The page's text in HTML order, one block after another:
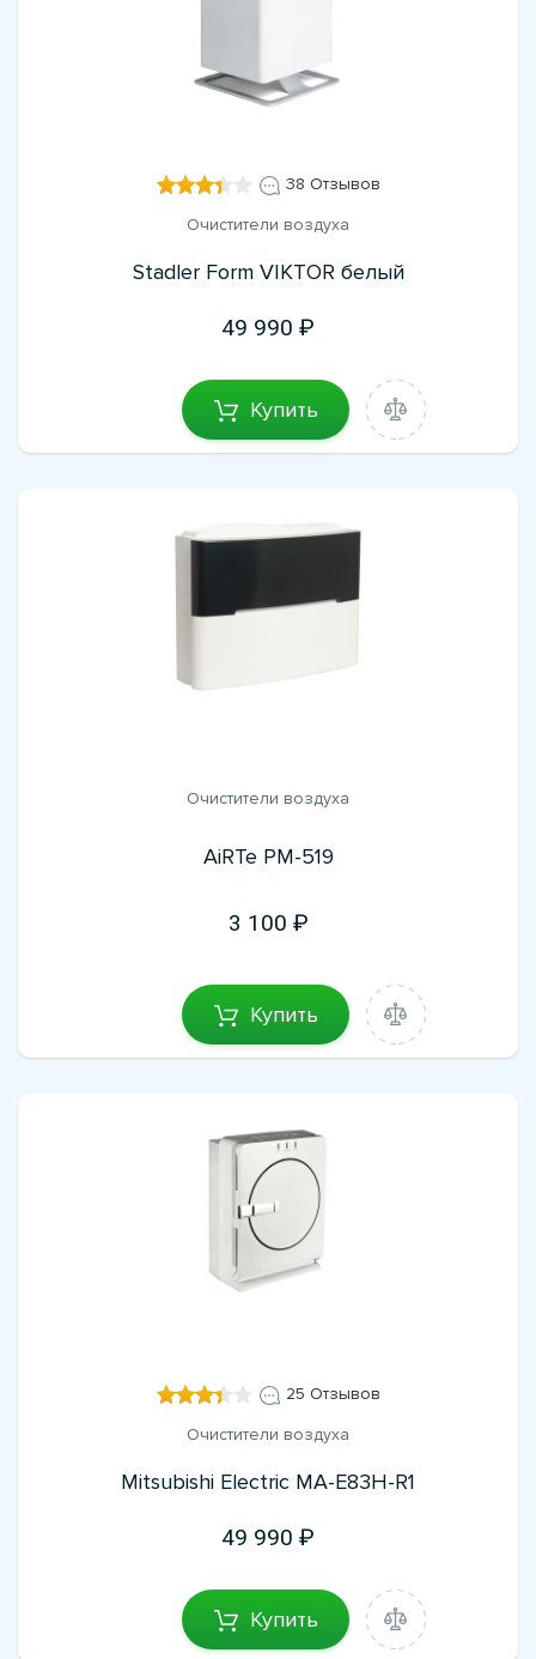
38 Отзывов
Очистители воздуха
Stadler Form VIKTOR белый
49 990
Купить
Очистители воздуха
AiRTe PM-519
3 100
Купить
25 Отзывов
Очистители воздуха
Mitsubishi Electric MA-E83H-R1
49 990
Купить